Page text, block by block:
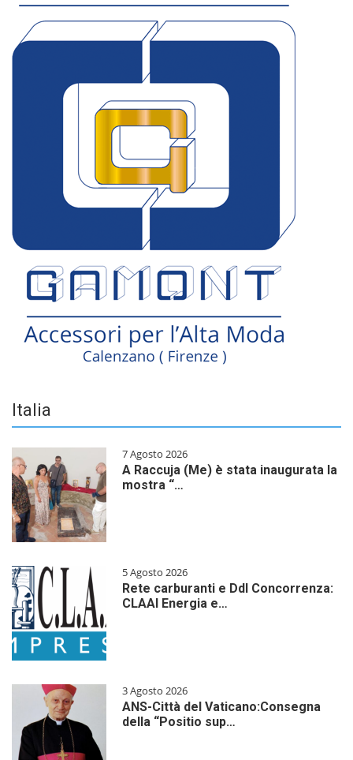
Italia
7 Agosto 2026
A Raccuja (Me) è stata inaugurata la
mostra “…
5 Agosto 2026
Rete carburanti e Ddl Concorrenza:
CLAAI Energia e…
3 Agosto 2026
ANS-Città del Vaticano:Consegna
della “Positio sup…